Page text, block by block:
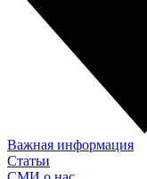
Важная информация
Статьи